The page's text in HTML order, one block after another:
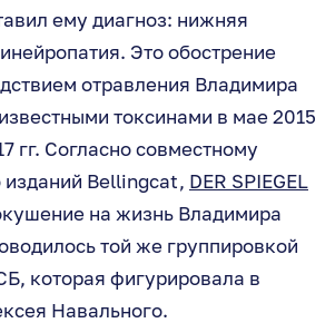
ему диагноз: нижняя
Это обострение
отравления Владимира
токсинами в мае 2015
гг. Согласно совместному
Bellingcat, DER SPIEGEL
на жизнь Владимира
той же группировкой
которая фигурировала в
Навального.